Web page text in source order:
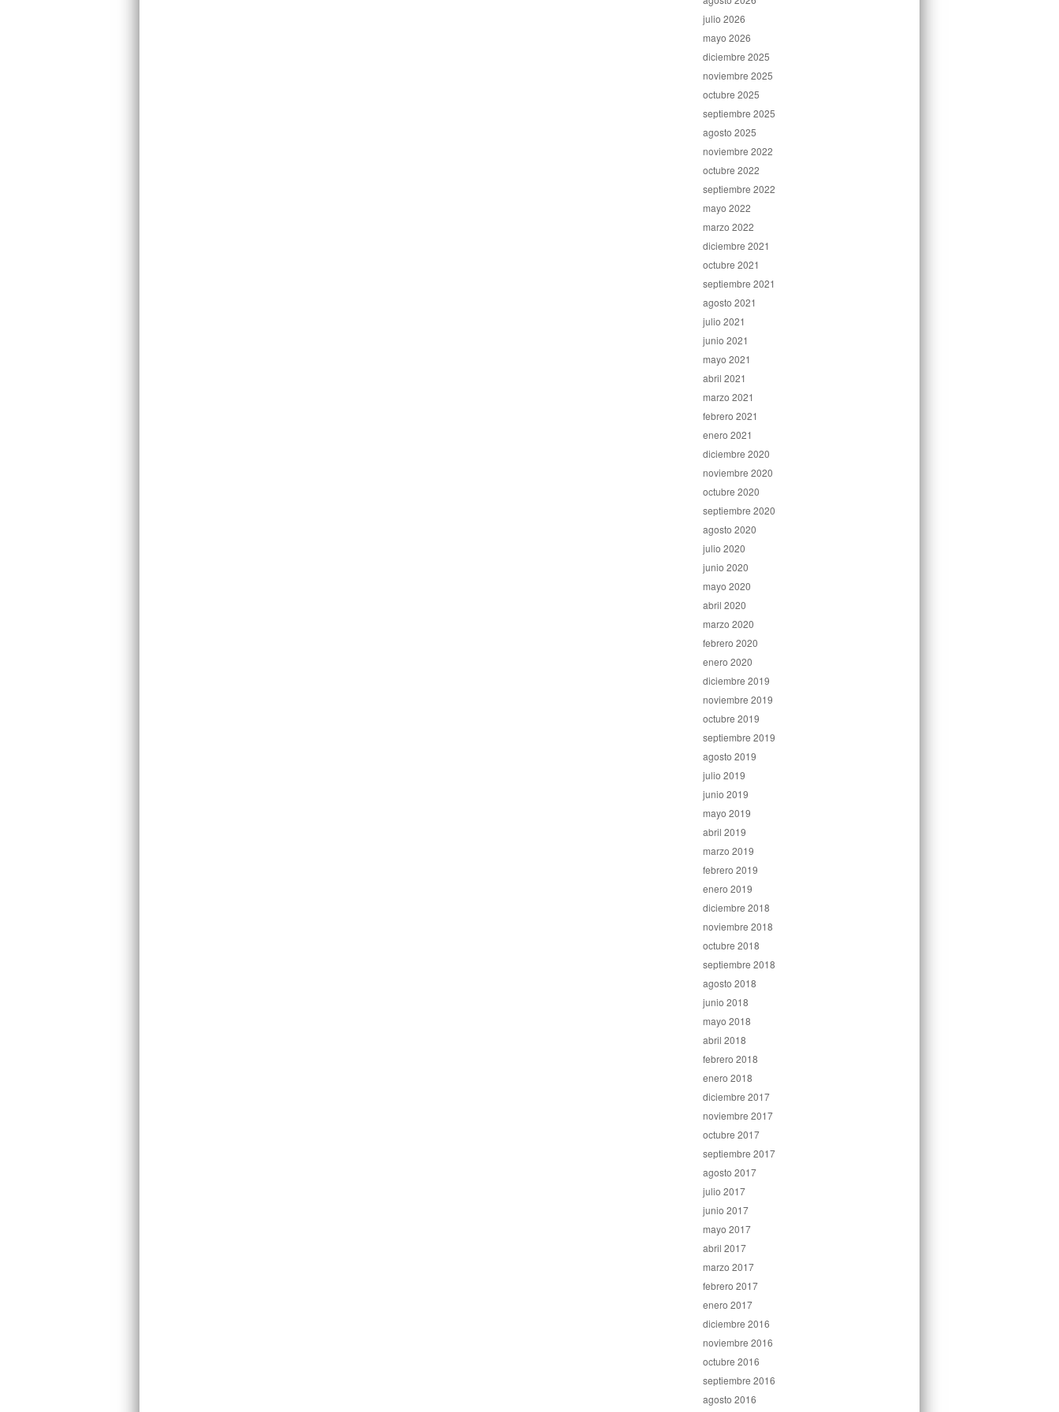
julio 2026
mayo 2026
diciembre 2025
noviembre 2025
octubre 2025
septiembre 2025
agosto 2025
noviembre 2022
octubre 2022
septiembre 2022
mayo 2022
marzo 2022
diciembre 2021
octubre 2021
septiembre 2021
agosto 2021
julio 2021
junio 2021
mayo 2021
abril 2021
marzo 2021
febrero 2021
enero 2021
diciembre 2020
noviembre 2020
octubre 2020
septiembre 2020
agosto 2020
julio 2020
junio 2020
mayo 2020
abril 2020
marzo 2020
febrero 2020
enero 2020
diciembre 2019
noviembre 2019
octubre 2019
septiembre 2019
agosto 2019
julio 2019
junio 2019
mayo 2019
abril 2019
marzo 2019
febrero 2019
enero 2019
diciembre 2018
noviembre 2018
octubre 2018
septiembre 2018
agosto 2018
junio 2018
mayo 2018
abril 2018
febrero 2018
enero 2018
diciembre 2017
noviembre 2017
octubre 2017
septiembre 2017
agosto 2017
julio 2017
junio 2017
mayo 2017
abril 2017
marzo 2017
febrero 2017
enero 2017
diciembre 2016
noviembre 2016
octubre 2016
septiembre 2016
agosto 2016